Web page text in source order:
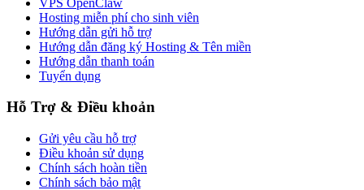
Hosting miễn phí cho sinh viên
Hướng dẫn gửi hỗ trợ
Hướng dẫn đăng ký Hosting & Tên miền
Hướng dẫn thanh toán
Tuyển dụng
Hỗ Trợ & Điều khoản
Gửi yêu cầu hỗ trợ
Điều khoản sử dụng
Chính sách hoàn tiền
Chính sách bảo mật